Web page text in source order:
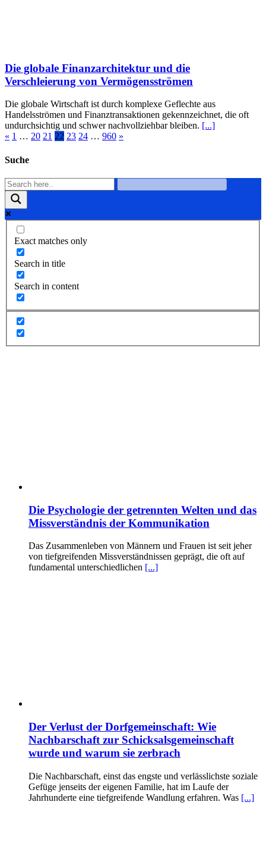
Die globale Finanzarchitektur und die
Verschleierung von Vermögensströmen
Die globale Wirtschaft ist durch komplexe Geflechte aus
Handelsströmen und Finanztransaktionen gekennzeichnet, die oft
undurchsichtig und schwer nachvollziehbar bleiben. [...]
« 1 … 20 21 22 23 24 … 960 »
Suche
Exact matches only
Search in title
Search in content
Die Psychologie der getrennten Welten und das
Missverständnis der Kommunikation
Das Zusammenleben von Männern und Frauen ist seit jeher
von tiefgreifenden Missverständnissen geprägt, die oft auf
fundamental unterschiedlichen [...]
Der Verlust der Dorfgemeinschaft: Wie
Nachbarschaft zur Schicksalsgemeinschaft
wurde und warum sie zerbrach
Die Nachbarschaft, einst das engste und verlässlichste soziale
Gefüge jenseits der eigenen Familie, hat im Laufe der
Jahrhunderte eine tiefgreifende Wandlung erfahren. Was [...]